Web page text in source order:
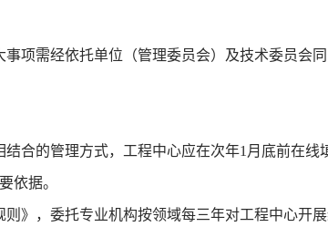
项需经依托单位（管理委员会）及技术委员会
合的管理方式，工程中心应在次年1月底前在线
依据。
》，委托专业机构按领域每三年对工程中心开